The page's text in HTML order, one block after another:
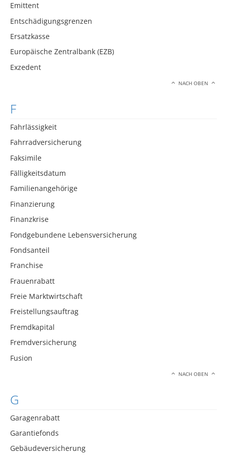
Emittent
Entschädigungsgrenzen
Ersatzkasse
Europäische Zentralbank (EZB)
Exzedent
NACH OBEN
F
Fahrlässigkeit
Fahrradversicherung
Faksimile
Fälligkeitsdatum
Familienangehörige
Finanzierung
Finanzkrise
Fondgebundene Lebensversicherung
Fondsanteil
Franchise
Frauenrabatt
Freie Marktwirtschaft
Freistellungsauftrag
Fremdkapital
Fremdversicherung
Fusion
NACH OBEN
G
Garagenrabatt
Garantiefonds
Gebäudeversicherung